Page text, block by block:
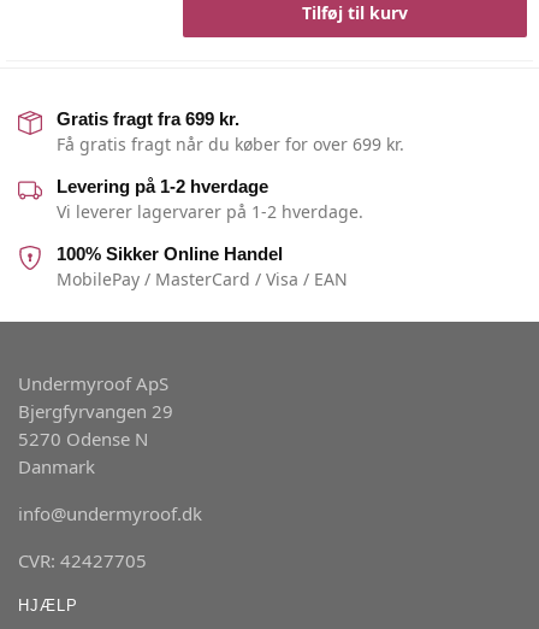
Tilføj til kurv
Gratis fragt fra 699 kr.
Få gratis fragt når du køber for over 699 kr.
Levering på 1-2 hverdage
Vi leverer lagervarer på 1-2 hverdage.
100% Sikker Online Handel
MobilePay / MasterCard / Visa / EAN
Undermyroof ApS
Bjergfyrvangen 29
5270 Odense N
Danmark
info@undermyroof.dk
CVR: 42427705
HJÆLP